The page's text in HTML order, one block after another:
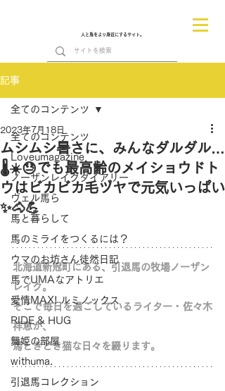
人と馬をより身近にするサイト。
記事
全てのコンテンツ
Loveumagazine
ノーザンレイクダイアリー
ヴェル馬ら
馬と暮らして
馬のミライをつくるには？
ウマのお坊さん徒然日記
馬でUMAなアトリエ
愛情MAX! ルミノックス
RIDE & HUG
舞姫の部屋
withuma.
引退馬コレクション
全てのコンテンツ
ムシムシ暑さに、みんなダルダル…
🌡☀😓でも最高齢のメイショウドト
ウはビカビカ毛ヅヤで元気いっぱい
✨🐴💪
2023年7月18日
北海道新冠町にある、引退馬の牧場ノーザン
レイク。
そこで毎日を過ごしているライター・佐々木
祥恵が、
馬ときどき猫な日々を綴ります。